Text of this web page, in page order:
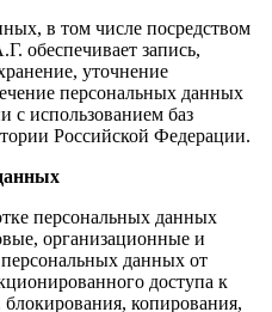
в том числе посредством
обеспечивает запись,
уточнение
персональных данных
с использованием баз
Российской Федерации.
персональных данных
организационные и
данных от
доступа к
копирования,